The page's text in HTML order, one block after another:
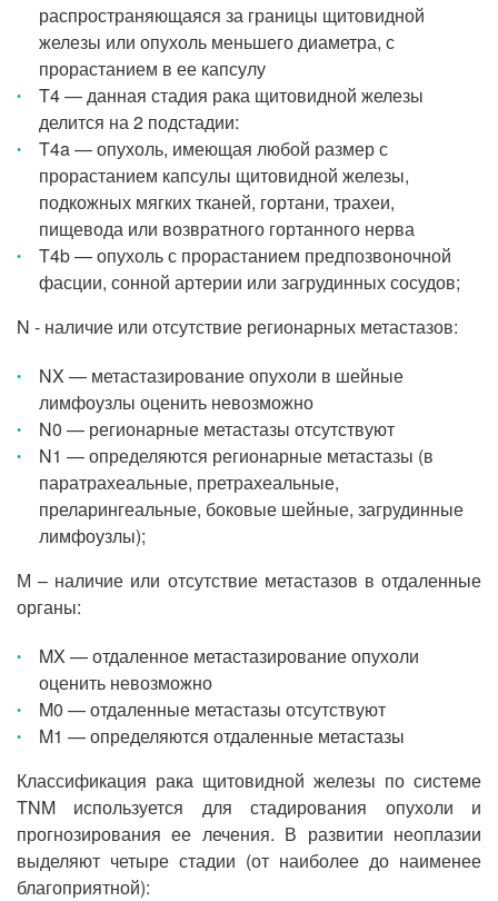
распространяющаяся за границы щитовидной
железы или опухоль меньшего диаметра, с
прорастанием в ее капсулу
T4 — данная стадия рака щитовидной железы
делится на 2 подстадии:
T4a — опухоль, имеющая любой размер с
прорастанием капсулы щитовидной железы,
подкожных мягких тканей, гортани, трахеи,
пищевода или возвратного гортанного нерва
T4b — опухоль с прорастанием предпозвоночной
фасции, сонной артерии или загрудинных сосудов;
N - наличие или отсутствие регионарных метастазов:
NX — метастазирование опухоли в шейные
лимфоузлы оценить невозможно
N0 — регионарные метастазы отсутствуют
N1 — определяются регионарные метастазы (в
паратрахеальные, претрахеальные,
преларингеальные, боковые шейные, загрудинные
лимфоузлы);
М – наличие или отсутствие метастазов в отдаленные
органы:
MX — отдаленное метастазирование опухоли
оценить невозможно
M0 — отдаленные метастазы отсутствуют
M1 — определяются отдаленные метастазы
Классификация рака щитовидной железы по системе
TNM используется для стадирования опухоли и
прогнозирования ее лечения. В развитии неоплазии
выделяют четыре стадии (от наиболее до наименее
благоприятной):